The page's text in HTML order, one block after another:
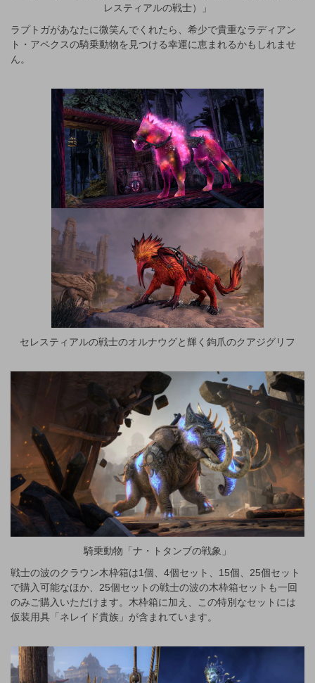
レスティアルの戦士）」
ラプトガがあなたに微笑んでくれたら、希少で貴重なラディアン
ト・アペクスの騎乗動物を見つける幸運に恵まれるかもしれませ
ん。
セレスティアルの戦士のオルナウグと輝く鉤爪のクアジグリフ
騎乗動物「ナ・トタンブの戦象」
戦士の波のクラウン木枠箱は1個、4個セット、15個、25個セット
で購入可能なほか、25個セットの戦士の波の木枠箱セットも一回
のみご購入いただけます。木枠箱に加え、この特別なセットには
仮装用具「ネレイド貴族」が含まれています。